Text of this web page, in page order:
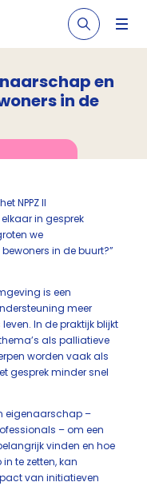
en
in de
NPPZ II
in gesprek
we
in de buurt?”
is een
meer
In de praktijk blijkt
als palliatieve
worden vaak als
gesprek minder snel
eigenaarschap –
– om een
vinden en hoe
te zetten, kan
van initiatieven